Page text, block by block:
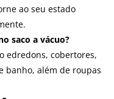
ao seu estado
saco a vácuo?
edredons, cobertores,
banho, além de roupas